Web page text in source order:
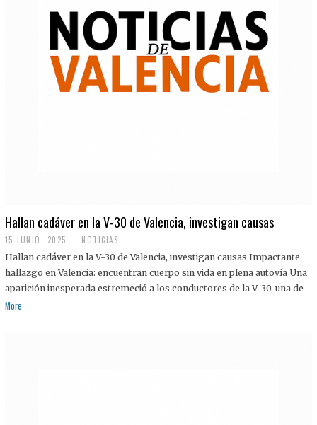
Hallan cadáver en la V-30 de Valencia, investigan causas
15 JUNIO, 2025 NOTICIAS
Hallan cadáver en la V-30 de Valencia, investigan causas Impactante
hallazgo en Valencia: encuentran cuerpo sin vida en plena autovía Una
aparición inesperada estremeció a los conductores de la V-30, una de
More